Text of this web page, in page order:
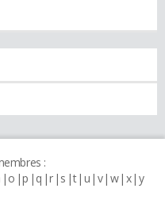
:
o p q r s t u v w x y